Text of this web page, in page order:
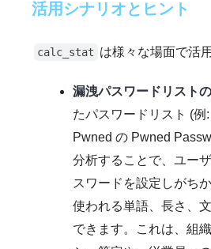
活用シナリオとヒント
calc_stat は様々な場面で活
漏洩パスワードリスト
たパスワードリスト (例
Pwned の Pwned
分析することで、ユー
スワードを設定しがち
使われる単語、長さ、
できます。これは、組